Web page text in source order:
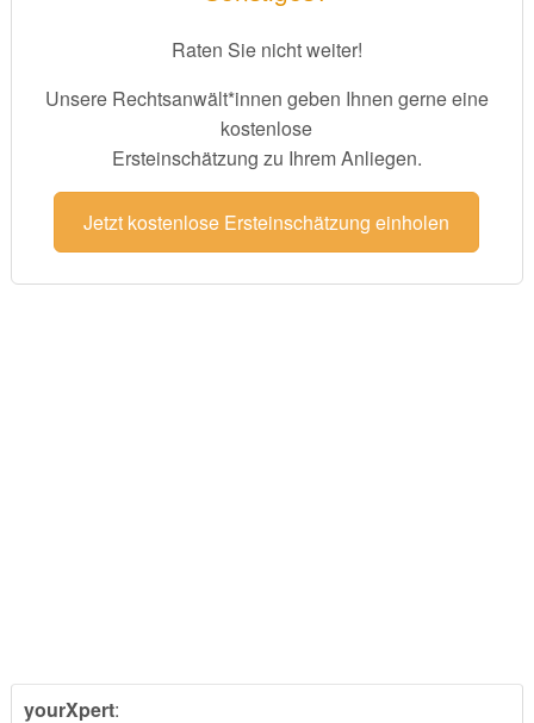
Raten Sie nicht weiter!
Unsere Rechtsanwält*innen geben Ihnen gerne eine
kostenlose
Ersteinschätzung zu Ihrem Anliegen.
Jetzt kostenlose Ersteinschätzung einholen
yourXpert: